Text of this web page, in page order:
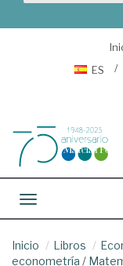
ES
Toggle navigation
Inicio Libros
econometría /